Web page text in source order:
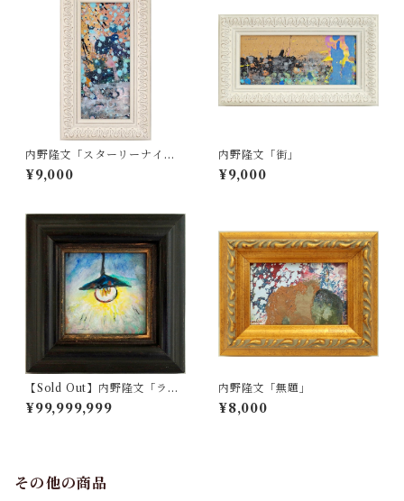
内野隆文「スターリーナイ
ト」
¥9,000
内野隆文「街」
¥9,000
【Sold Out】内野隆文「ラン
プ」
¥99,999,999
内野隆文「無題」
¥8,000
その他の商品